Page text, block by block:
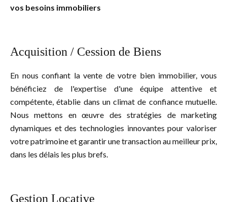
vos besoins immobiliers
Acquisition / Cession de Biens
En nous confiant la vente de votre bien immobilier, vous
bénéficiez de l'expertise d'une équipe attentive et
compétente, établie dans un climat de confiance mutuelle.
Nous mettons en œuvre des stratégies de marketing
dynamiques et des technologies innovantes pour valoriser
votre patrimoine et garantir une transaction au meilleur prix,
dans les délais les plus brefs.
Gestion Locative